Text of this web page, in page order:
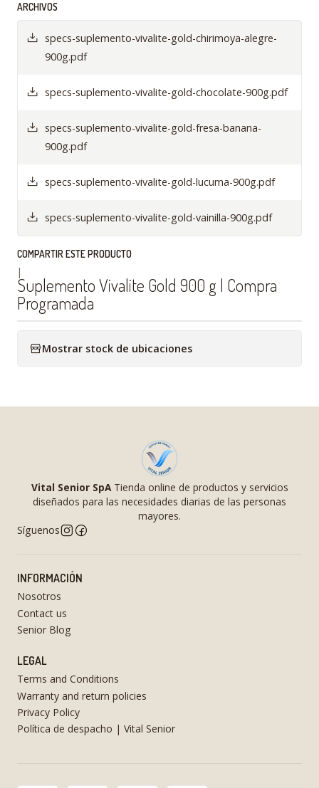
ARCHIVOS
specs-suplemento-vivalite-gold-chirimoya-alegre-
900g.pdf
specs-suplemento-vivalite-gold-chocolate-900g.pdf
specs-suplemento-vivalite-gold-fresa-banana-
900g.pdf
specs-suplemento-vivalite-gold-lucuma-900g.pdf
specs-suplemento-vivalite-gold-vainilla-900g.pdf
COMPARTIR ESTE PRODUCTO
|
Suplemento Vivalite Gold 900 g | Compra
Programada
Mostrar stock de ubicaciones
Vital Senior SpATienda online de productos y servicios
diseñados para las necesidades diarias de las personas
mayores.
Síguenos
INFORMACIÓN
Nosotros
Contact us
Senior Blog
LEGAL
Terms and Conditions
Warranty and return policies
Privacy Policy
Política de despacho | Vital Senior